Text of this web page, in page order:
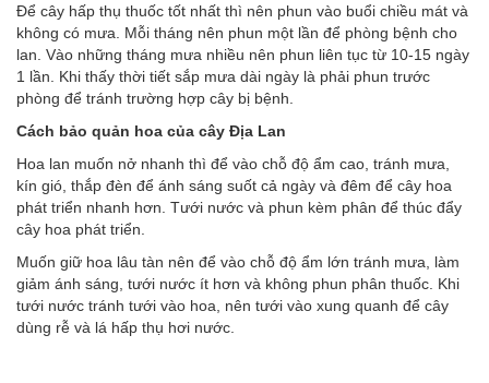
Để cây hấp thụ thuốc tốt nhất thì nên phun vào buổi chiều mát và
không có mưa. Mỗi tháng nên phun một lần để phòng bệnh cho
lan. Vào những tháng mưa nhiều nên phun liên tục từ 10-15 ngày
1 lần. Khi thấy thời tiết sắp mưa dài ngày là phải phun trước
phòng để tránh trường hợp cây bị bệnh.
Cách bảo quản hoa của cây Địa Lan
Hoa lan muốn nở nhanh thì để vào chỗ độ ẩm cao, tránh mưa,
kín gió, thắp đèn để ánh sáng suốt cả ngày và đêm để cây hoa
phát triển nhanh hơn. Tưới nước và phun kèm phân để thúc đẩy
cây hoa phát triển.
Muốn giữ hoa lâu tàn nên để vào chỗ độ ẩm lớn tránh mưa, làm
giảm ánh sáng, tưới nước ít hơn và không phun phân thuốc. Khi
tưới nước tránh tưới vào hoa, nên tưới vào xung quanh để cây
dùng rễ và lá hấp thụ hơi nước.